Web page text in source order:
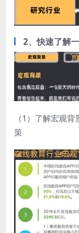
2、快速了解
（1）了解宏观
策